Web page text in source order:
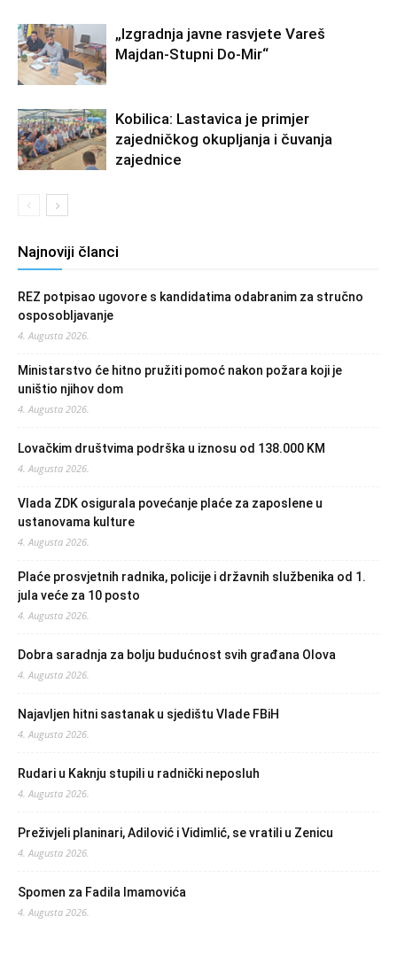
„Izgradnja javne rasvjete Vareš
Majdan-Stupni Do-Mir“
Kobilica: Lastavica je primjer
zajedničkog okupljanja i čuvanja
zajednice
Najnoviji članci
REZ potpisao ugovore s kandidatima odabranim za stručno
osposobljavanje
4. Augusta 2026.
Ministarstvo će hitno pružiti pomoć nakon požara koji je
uništio njihov dom
4. Augusta 2026.
Lovačkim društvima podrška u iznosu od 138.000 KM
4. Augusta 2026.
Vlada ZDK osigurala povećanje plaće za zaposlene u
ustanovama kulture
4. Augusta 2026.
Plaće prosvjetnih radnika, policije i državnih službenika od 1.
jula veće za 10 posto
4. Augusta 2026.
Dobra saradnja za bolju budućnost svih građana Olova
4. Augusta 2026.
Najavljen hitni sastanak u sjedištu Vlade FBiH
4. Augusta 2026.
Rudari u Kaknju stupili u radnički neposluh
4. Augusta 2026.
Preživjeli planinari, Adilović i Vidimlić, se vratili u Zenicu
4. Augusta 2026.
Spomen za Fadila Imamovića
4. Augusta 2026.